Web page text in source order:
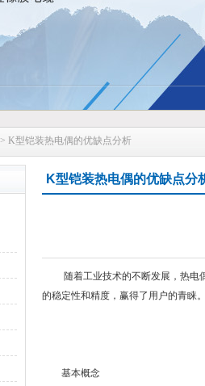
> K型铠装热电偶的优缺点分析
K型铠装热电偶的优缺点分
随着工业技术的不断发展，热电偶
的稳定性和精度，赢得了用户的青睐
基本概念